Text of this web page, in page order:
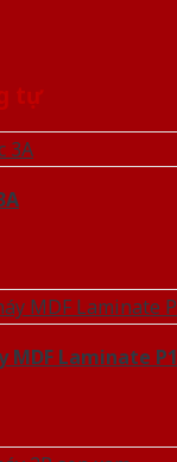
tự
MDF Laminate P1